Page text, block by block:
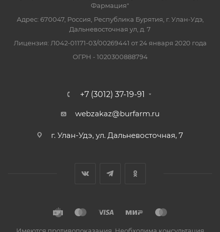
Фармация"
Адрес: 670047, Россия, Республика Бурятия, г. Улан-Удэ,
Дальневосточная ул, д. 7
Лицензия: Л042-01171-03/00269441 от 24 января 2020 года
ОГРН - 1020300888794
+7 (3012) 37-19-91
webzakaz@burfarm.ru
г. Улан-Удэ, ул. Дальневосточная, 7